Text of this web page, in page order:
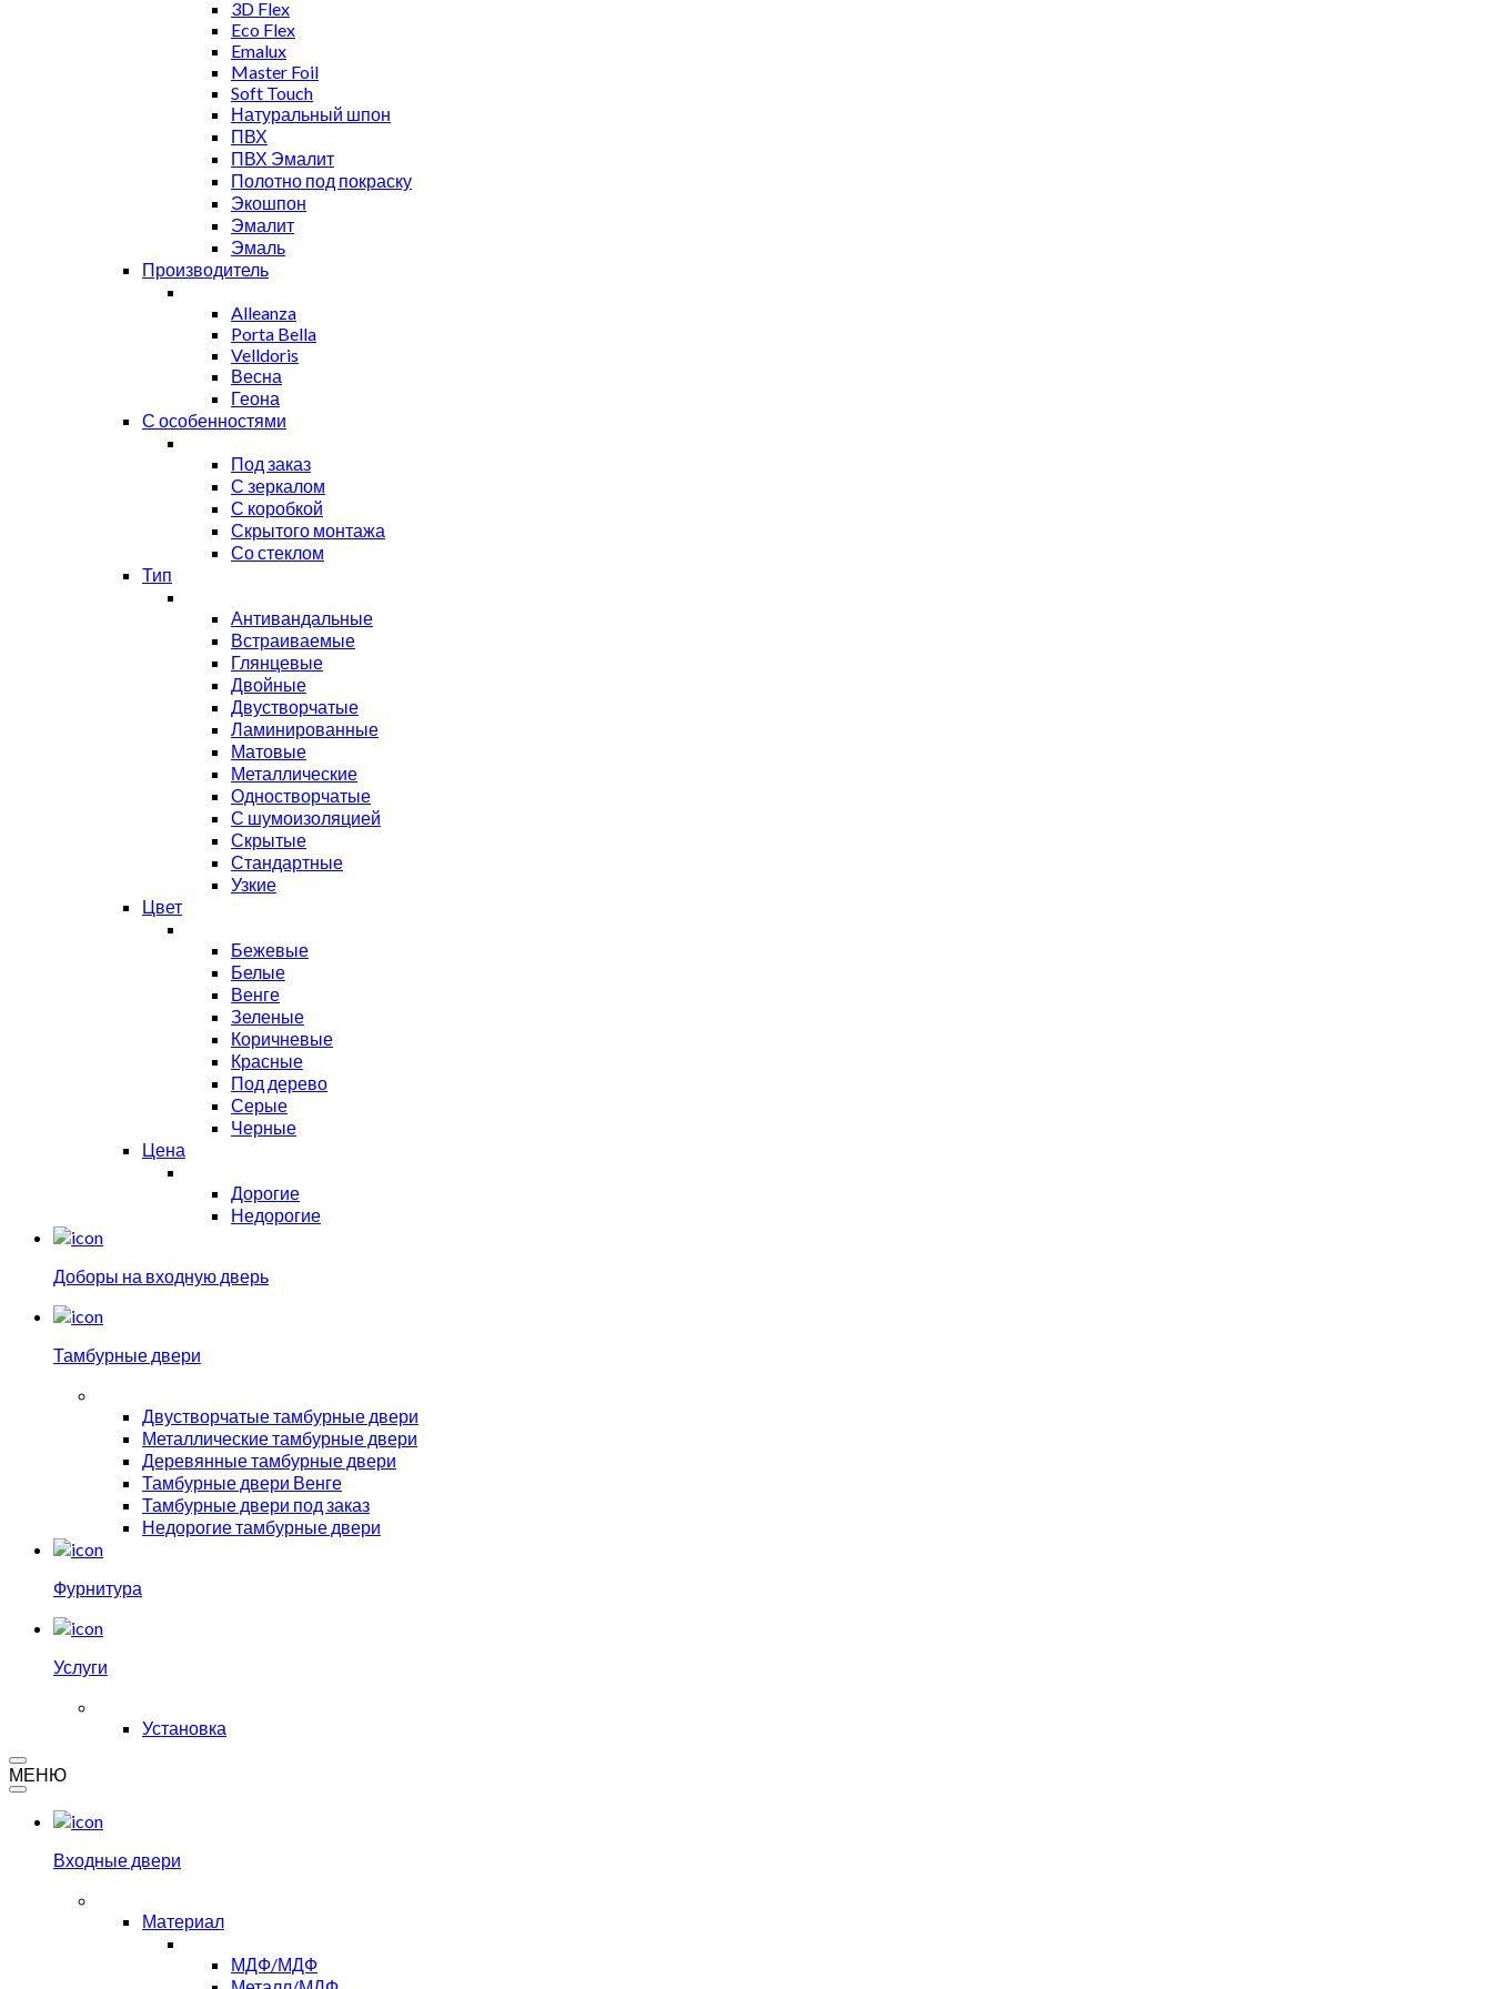
3D Flex
Eco Flex
Emalux
Master Foil
Soft Touch
Натуральный шпон
ПВХ
ПВХ Эмалит
Полотно под покраску
Экошпон
Эмалит
Эмаль
Производитель
Alleanza
Porta Bella
Velldoris
Весна
Геона
С особенностями
Под заказ
С зеркалом
С коробкой
Скрытого монтажа
Со стеклом
Тип
Антивандальные
Встраиваемые
Глянцевые
Двойные
Двустворчатые
Ламинированные
Матовые
Металлические
Одностворчатые
С шумоизоляцией
Скрытые
Стандартные
Узкие
Цвет
Бежевые
Белые
Венге
Зеленые
Коричневые
Красные
Под дерево
Серые
Черные
Цена
Дорогие
Недорогие
Доборы на входную дверь
Тамбурные двери
Двустворчатые тамбурные двери
Металлические тамбурные двери
Деревянные тамбурные двери
Тамбурные двери Венге
Тамбурные двери под заказ
Недорогие тамбурные двери
Фурнитура
Услуги
Установка
МЕНЮ
Входные двери
Материал
МДФ/МДФ